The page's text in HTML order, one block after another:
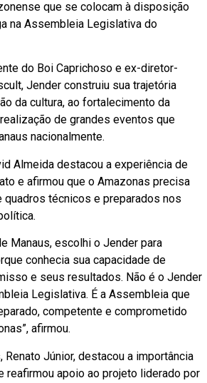
que se colocam à disposição
na Assembleia Legislativa do
do Boi Caprichoso e ex-diretor-
Jender construiu sua trajetória
da cultura, ao fortalecimento da
de grandes eventos que
nacionalmente.
Almeida destacou a experiência de
e afirmou que o Amazonas precisa
quadros técnicos e preparados nos
Manaus, escolhi o Jender para
conhecia sua capacidade de
e seus resultados. Não é o Jender
Legislativa. É a Assembleia que
competente e comprometido
afirmou.
Júnior, destacou a importância
reafirmou apoio ao projeto liderado por